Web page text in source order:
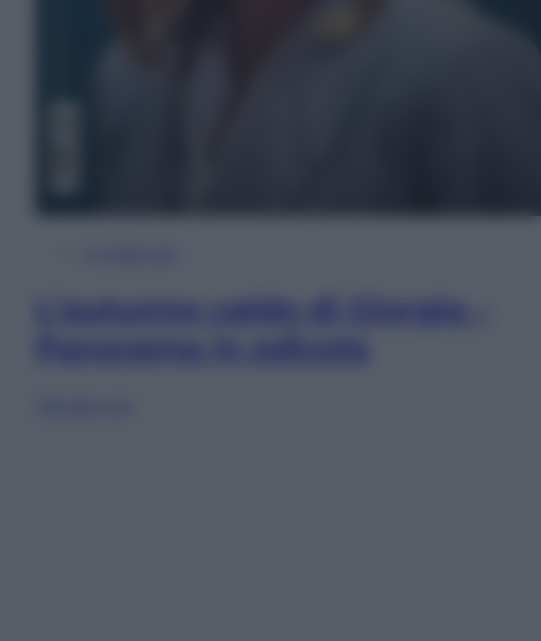
L’autunno caldo di Giorgia –